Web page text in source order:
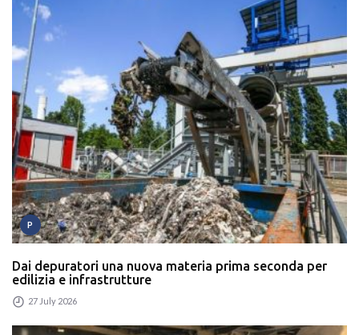
P
Dai depuratori una nuova materia prima seconda per
edilizia e infrastrutture
27 July 2026